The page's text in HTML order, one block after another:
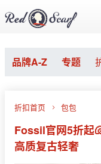
品牌A-Z 专题
折扣首页 包包
Fossil官网5折起
高质复古轻奢